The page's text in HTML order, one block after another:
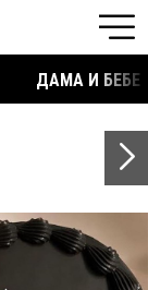
ДАМА И БЕБЕ